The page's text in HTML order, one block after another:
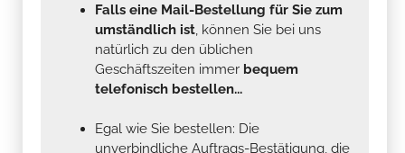
Falls eine Mail-Bestellung für Sie zum
umständlich ist, können Sie bei uns
natürlich zu den üblichen
Geschäftszeiten immer bequem
telefonisch bestellen...
Egal wie Sie bestellen: Die
unverbindliche Auftrags-Bestätigung, die